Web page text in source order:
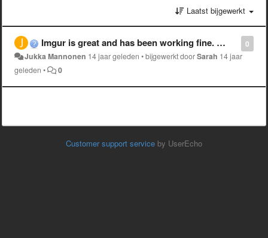
Laatst bijgewerkt
0
Imgur is great and has been working fine. But a few days I can't see my images - they upload all right. Bu I can't view them.What's the problem?
Jukka Mannonen 14 jaar geleden •bijgewerkt doorSarah 14 jaar
geleden • 0
Customer support service by UserEcho